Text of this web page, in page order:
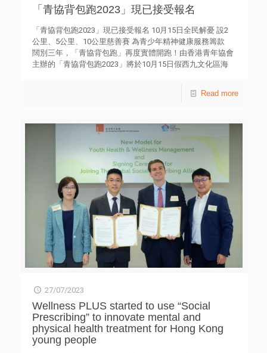
港青年協會與香港科技園公司主辦，創新科技署贊助，並得
到Babyboom Learning Co., Ltd.、智高實業股份有限公司的
鼎力支持。自2010年起，「香港機關王競賽」已累計超過
2,200名中小學生及170間學校參與，深受學界支持。香港代
表隊在國際賽事中表現優異，於歷屆世界賽各組別中合共取
得11個金獎、10個銀獎及7個銅獎獎項。詳情可瀏覽網站
1) 福榮街官立小學 （第一隊） Primary Division 小學組
School (Team 2) 福榮街官立小學 （第二隊） Primary
Division 小學組 Bronze Medal 銅獎 Pok Oi Hospital Chan
Kai Memorial College 博愛醫院陳楷紀念中學 Senior
Secondary Division 高中組 Overseas Educational
Contribution Award 海外貢獻獎 積木創客盃 – 科學小創客
(GMJr.) Schools Divisions Awards Hong Kong and Macau
Lutheran Church Primary School 港澳信義會小學 Primary
Division 小學組 Overseas Educational Contribution[…]
「青協背包跑2023」現已接受報名
「青協背包跑2023」現已接受報名 10月15日全民解憂 設2
公里、5公里、10公里慈善賽 為青少年精神健康服務籌款
闊別三年，「青協背包跑」再度實體開跑！由香港青年協會
主辦的「青協背包跑2023」將於10月15日假西九文化區海
精神科診治，並推動情緒健康教育。 全新賽事分10公里四
參賽者均需要背起大會提供的索袋背包及書本完成賽事，象
徵分擔和感受青年面對的情緒和壓力，與他們同跑、同行、
同分憂。 今年活動以「全民解憂・青協背包跑」為主題，
透過背包跑賽事及同場舉辦的「全民解憂嘉年華」，分享全
人健康的理念。嘉年華設有Chill Zone和Play Zone兩大區
域，歡迎各跑手和公眾參與。 Chill Zone為富療癒和學習的
體驗空間，提供不同的解憂裝置，例如解憂空間（Wellness
Hub）、帳幕及野餐墊等，鼓勵大家放鬆身心，暫忘煩憂；
Play Zone則有涵蓋身體、心理、社交、職業、數碼、環境
健康等全人發展六大元素的遊戲攤位，以及一系列情緒健康
體驗活動，例如頌缽和瑜伽，並有臉部彩繪攤位和「打卡」
拍照牆，內容非常豐富。 「青協背包跑2023」由即日起至
8月20日期間接受報名。名額有限，先到先得。詳情可瀏覽
協會傳訊經理 何詠筠女士 電話︰3755 7044 香港青年協會傳
訊幹事 劉嘉裕女士 電話︰3755 7010
Read more
27/07/2023
Wellness PLUS started to use “Social
Prescribing” to innovate mental and
physical health treatment for Hong Kong
young people